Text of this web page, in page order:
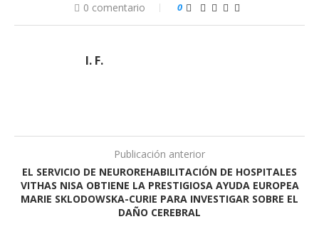
0 comentario 0
I. F.
Publicación anterior
EL SERVICIO DE NEUROREHABILITACIÓN DE HOSPITALES
VITHAS NISA OBTIENE LA PRESTIGIOSA AYUDA EUROPEA
MARIE SKLODOWSKA-CURIE PARA INVESTIGAR SOBRE EL
DAÑO CEREBRAL